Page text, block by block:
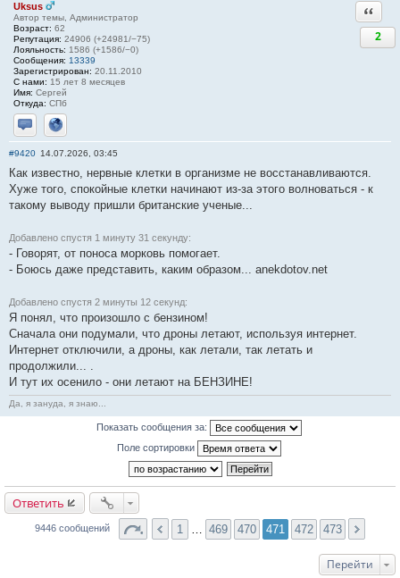
Uksus
Автор темы, Администратор
Возраст: 62
Репутация: 24906 (+24981/−75)
Лояльность: 1586 (+1586/−0)
Сообщения: 13339
Зарегистрирован: 20.11.2010
С нами: 15 лет 8 месяцев
Имя: Сергей
Откуда: СПб
Отправить личное сообщение
Сайт
2
#9420 14.07.2026, 03:45
Как известно, нервные клетки в организме не восстанавливаются.
Хуже того, спокойные клетки начинают из-за этого волноваться - к
такому выводу пришли британские ученые...
Добавлено спустя 1 минуту 31 секунду:
- Говорят, от поноса морковь помогает.
- Боюсь даже представить, каким образом... anekdotov.net
Добавлено спустя 2 минуты 12 секунд:
Я понял, что произошло с бензином!
Сначала они подумали, что дроны летают, используя интернет.
Интернет отключили, а дроны, как летали, так летать и
продолжили... .
И тут их осенило - они летают на БЕНЗИНЕ!
Да, я зануда, я знаю...
Показать сообщения за:
Поле сортировки
Ответить
9446 сообщений 1 469 470 471 472 473
Перейти